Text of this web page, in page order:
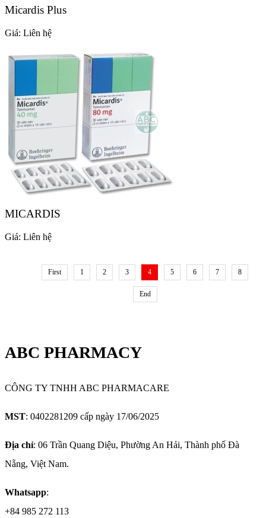
Micardis Plus
Giá: Liên hệ
MICARDIS
Giá: Liên hệ
First 1 2 3 4 5 6 7 8
End
ABC PHARMACY
CÔNG TY TNHH ABC PHARMACARE
MST: 0402281209 cấp ngày 17/06/2025
Địa chỉ: 06 Trần Quang Diệu, Phường An Hải, Thành phố Đà
Nẵng, Việt Nam.
Whatsapp:
+84 985 272 113